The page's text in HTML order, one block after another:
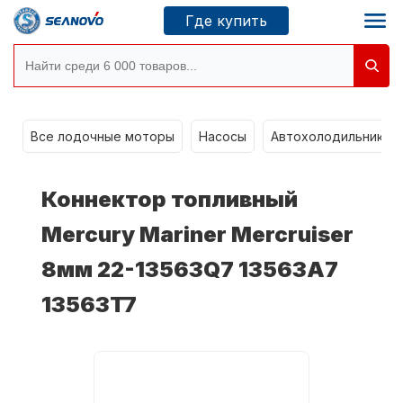
Где купить
Новосибирск
Сервисные центры
Моторы SEANOVO
Моторы CONDOR
Все лодочные моторы Насосы Автохолодильники
Коннектор топливный
Mercury Mariner Mercruiser
8мм 22-13563Q7 13563A7
13563T7